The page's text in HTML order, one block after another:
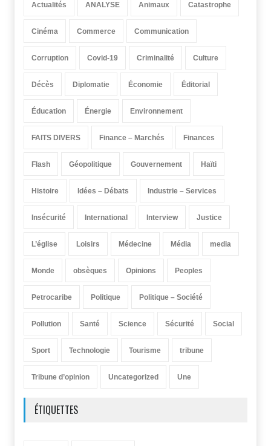
Actualités ANALYSE Animaux Catastrophe
Cinéma Commerce Communication
Corruption Covid-19 Criminalité Culture
Décès Diplomatie Économie Éditorial
Éducation Énergie Environnement
FAITS DIVERS Finance – Marchés Finances
Flash Géopolitique Gouvernement Haïti
Histoire Idées – Débats Industrie – Services
Insécurité International Interview Justice
L’église Loisirs Médecine Média media
Monde obsèques Opinions Peoples
Petrocaribe Politique Politique – Société
Pollution Santé Science Sécurité Social
Sport Technologie Tourisme tribune
Tribune d’opinion Uncategorized Une
ÉTIQUETTES